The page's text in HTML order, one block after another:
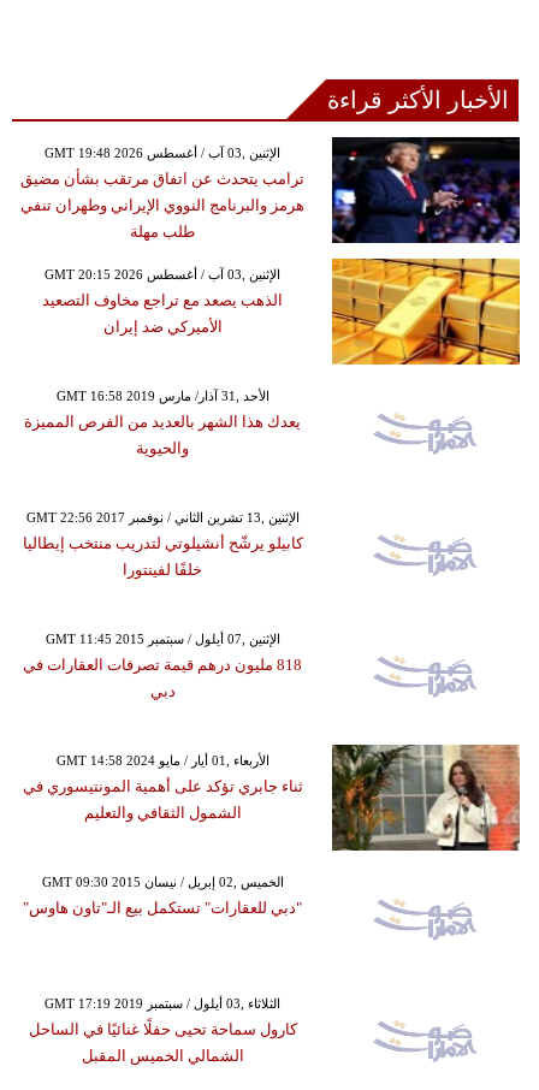
الأخبار الأكثر قراءة
GMT 19:48 2026 الإثنين ,03 آب / أغسطس
ترامب يتحدث عن اتفاق مرتقب بشأن مضيق
هرمز والبرنامج النووي الإيراني وطهران تنفي
طلب مهلة
GMT 20:15 2026 الإثنين ,03 آب / أغسطس
الذهب يصعد مع تراجع مخاوف التصعيد
الأميركي ضد إيران
GMT 16:58 2019 الأحد ,31 آذار/ مارس
يعدك هذا الشهر بالعديد من الفرص المميزة
والحيوية
GMT 22:56 2017 الإثنين ,13 تشرين الثاني / نوفمبر
كابيلو يرشّح أنشيلوتي لتدريب منتخب إيطاليا
خلفًا لفينتورا
GMT 11:45 2015 الإثنين ,07 أيلول / سبتمبر
818 مليون درهم قيمة تصرفات العقارات في
دبي
GMT 14:58 2024 الأربعاء ,01 أيار / مايو
ثناء جابري تؤكد على أهمية المونتيسوري في
الشمول الثقافي والتعليم
GMT 09:30 2015 الخميس ,02 إبريل / نيسان
"دبي للعقارات" تستكمل بيع الـ"تاون هاوس"
GMT 17:19 2019 الثلاثاء ,03 أيلول / سبتمبر
كارول سماحة تحيى حفلًا غنائيًا في الساحل
الشمالي الخميس المقبل